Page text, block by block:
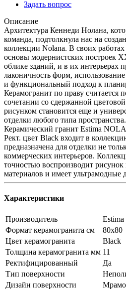
Задать вопрос
Описание
Архитектура Кеннеди Нолана,
команда, подтолкнула нас на
коллекции Nolana. В своих
основы модернистских построек
облике зданий, и в их интерьерах
лаконичность форм,
и функциональный подход к
Керамогранит по праву считается
сочетании со сдержанной
рисунком становится еще и
отделки любого типа пространства.
Керамический гранит Estima
Рект. цвет Black входит в
предназначена для отделки не
коммерческих интерьеров.
точностью воспроизводит
материалов и имеет ультрамодные
Характеристики
Производитель
Estima
Формат керамогранита см
80х80
Цвет керамогранита
Black
Толщина керамогранита мм 11
Ректифицированный
Да
Тип поверхности
Дизайн поверхности